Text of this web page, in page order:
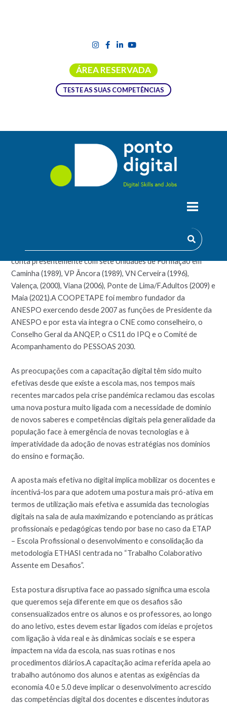
ÁREA RESERVADA
TESTE AS SUAS COMPETÊNCIAS
FORMAÇÃO PROFISSIONAL
A COOPETAPE – Cooperativa de Ensino CRL, foi constituída,
nos termos do DL 4/98 para dar sequência ao Projeto
Profissional, que foi instituída em 20 de setembro de 1989 e
conta presentemente com sete Unidades de Formação em
Caminha (1989), VP Âncora (1989), VN Cerveira (1996),
Valença, (2000), Viana (2006), Ponte de Lima/F.Adultos (2009) e
Maia (2021).A COOPETAPE foi membro fundador da
ANESPO exercendo desde 2007 as funções de Presidente da
ANESPO e por esta via integra o CNE como conselheiro, o
Conselho Geral da ANQEP, o CS11 do IPQ e o Comité de
Acompanhamento do PESSOAS 2030.
As preocupações com a capacitação digital têm sido muito
efetivas desde que existe a escola mas, nos tempos mais
recentes marcados pela crise pandémica reclamou das escolas
uma nova postura muito ligada com a necessidade de domínio
de novos saberes e competências digitais pela generalidade da
população face à emergência de novas tecnologias e à
imperatividade da adoção de novas estratégias nos domínios
do ensino e formação.
A aposta mais efetiva no digital implica mobilizar os docentes e
incentivá-los para que adotem uma postura mais pró-ativa em
termos de utilização mais efetiva e assumida das tecnologias
digitais na sala de aula maximizando e potenciando as práticas
profissionais e pedagógicas tendo por base no caso da ETAP
– Escola Profissional o desenvolvimento e consolidação da
metodologia ETHASI centrada no “Trabalho Colaborativo
Assente em Desafios”.
Esta postura disruptiva face ao passado significa uma escola
que queremos seja diferente em que os desafios são
consensualizados entre os alunos e os professores, ao longo
do ano letivo, estes devem estar ligados com ideias e projetos
com ligação à vida real e às dinâmicas sociais e se espera
impactem na vida da escola, nas suas rotinas e nos
procedimentos diários.A capacitação acima referida apela ao
trabalho autónomo dos alunos e atentas as exigências da
economia 4.0 e 5.0 deve implicar o desenvolvimento acrescido
das competências digital dos docentes e discentes indutoras